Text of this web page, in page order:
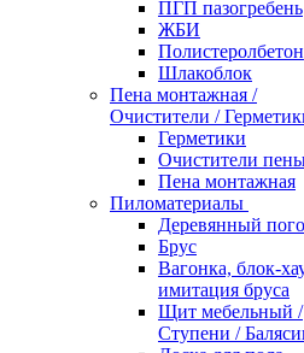
ПГП пазогребень
ЖБИ
Полистеролбетон
Шлакоблок
Пена монтажная /
Очистители /
Герметики
Очистители
Пена монтажная
Пиломатериалы
Деревянный
Брус
Вагонка, блок-
имитация бруса
Щит мебельный /
Ступени /